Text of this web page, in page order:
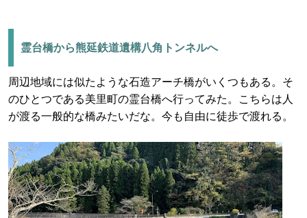
霊台橋から熊延鉄道遺構八角トンネルへ
周辺地域には似たような石造アーチ橋がいくつもある。そ
のひとつである美里町の霊台橋へ行ってみた。こちらは人
が渡る一般的な橋みたいだな。今も自由に徒歩で渡れる。